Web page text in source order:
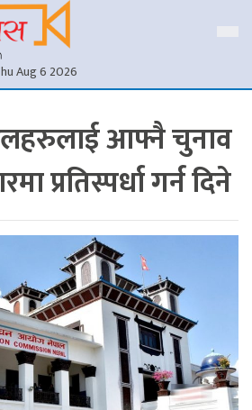
Aug 6 2026
आफ्नै चुनाव
प्रतिस्पर्धा गर्न दिने